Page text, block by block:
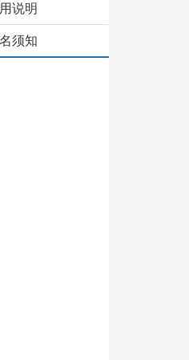
说明
须知